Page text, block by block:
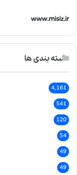
www.misiz.ir
دسته بندی ها
4,161
541
120
54
49
49